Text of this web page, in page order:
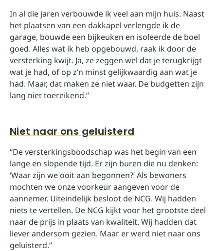
In al die jaren verbouwde ik veel aan mijn huis. Naast
het plaatsen van een dakkapel verlengde ik de
garage, bouwde een bijkeuken en isoleerde de boel
goed. Alles wat ik heb opgebouwd, raak ik door de
versterking kwijt. Ja, ze zeggen wel dat je terugkrijgt
wat je had, of op z’n minst gelijkwaardig aan wat je
had. Maar, dat maken ze niet waar. De budgetten zijn
lang niet toereikend.”
Niet naar ons geluisterd
“De versterkingsboodschap was het begin van een
lange en slopende tijd. Er zijn buren die nu denken:
‘Waar zijn we ooit aan begonnen?’ Als bewoners
mochten we onze voorkeur aangeven voor de
aannemer. Uiteindelijk besloot de NCG. Wij hadden
niets te vertellen. De NCG kijkt voor het grootste deel
naar de prijs in plaats van kwaliteit. Wij hadden dat
liever andersom gezien. Maar er werd niet naar ons
geluisterd.”